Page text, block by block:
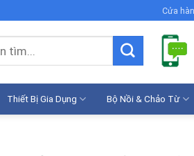
Cửa
Thiết Bị Gia Dụng Bộ Nồi & Chảo Từ